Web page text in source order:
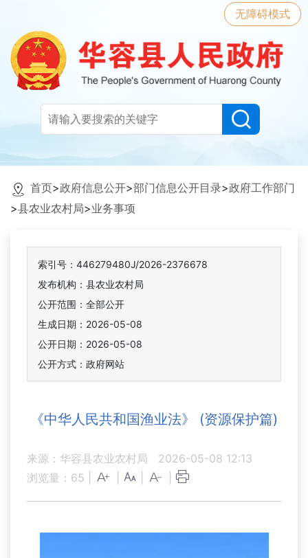
无障碍模式
首页>政府信息公开>部门信息公开目录>政府工作部门
>县农业农村局>业务事项
索引号：446279480J/2026-2376678
发布机构：县农业农村局
公开范围：全部公开
生成日期：2026-05-08
公开日期：2026-05-08
公开方式：政府网站
《中华人民共和国渔业法》 (资源保护篇)
来源：华容县农业农村局
2026-05-08 12:13
浏览量： 65